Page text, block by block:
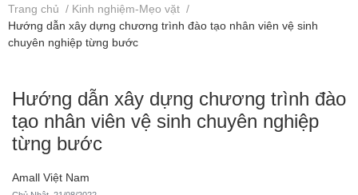
Trang chủ / Kinh nghiệm-Mẹo vặt /
Hướng dẫn xây dựng chương trình đào tạo nhân viên vệ sinh
chuyên nghiệp từng bước
Hướng dẫn xây dựng chương trình đào
tạo nhân viên vệ sinh chuyên nghiệp
từng bước
Amall Việt Nam